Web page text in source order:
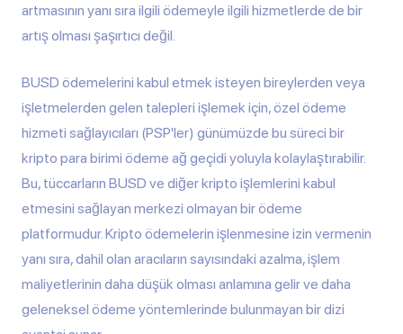
artmasının yanı sıra ilgili ödemeyle ilgili hizmetlerde de bir
artış olması şaşırtıcı değil.
BUSD ödemelerini kabul etmek isteyen bireylerden veya
işletmelerden gelen talepleri işlemek için, özel ödeme
hizmeti sağlayıcıları (PSP'ler) günümüzde bu süreci bir
kripto para birimi ödeme ağ geçidi yoluyla kolaylaştırabilir.
Bu, tüccarların BUSD ve diğer kripto işlemlerini kabul
etmesini sağlayan merkezi olmayan bir ödeme
platformudur. Kripto ödemelerin işlenmesine izin vermenin
yanı sıra, dahil olan aracıların sayısındaki azalma, işlem
maliyetlerinin daha düşük olması anlamına gelir ve daha
geleneksel ödeme yöntemlerinde bulunmayan bir dizi